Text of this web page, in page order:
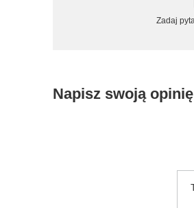
Zadaj
Napisz swoją opinię